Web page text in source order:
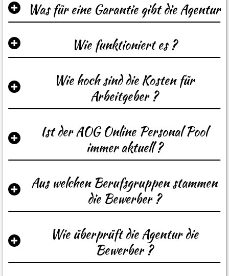
Was für eine Garantie gibt die Agentur
Wie funktioniert es ?
Wie hoch sind die Kosten für
Arbeitgeber ?
Ist der AOG Online Personal Pool
immer aktuell ?
Aus welchen Berufsgruppen stammen
die Bewerber ?
Wie überprüft die Agentur die
Bewerber ?